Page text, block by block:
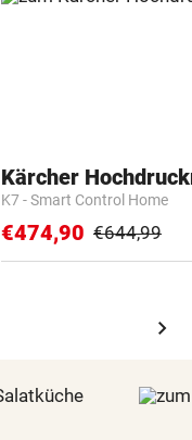
Kärcher
K7 - Smart Control Home
€474,90 €644,99
chevron_right